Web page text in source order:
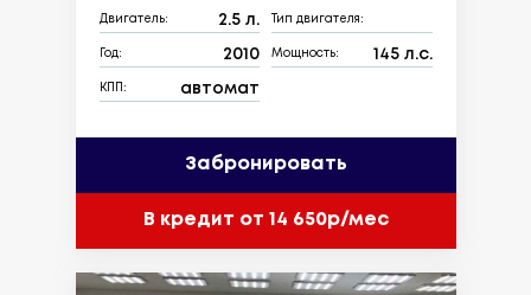
Двигатель: 2.5 л. Тип двигателя:
Год: 2010 Мощность: 145 л.с.
КПП: автомат
Забронировать
В кредит от 14 650р/мес